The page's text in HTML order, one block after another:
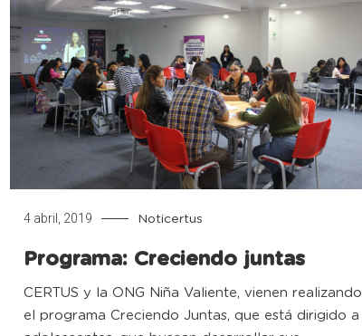
4 abril, 2019 Noticertus
Programa: Creciendo juntas
CERTUS y la ONG Niña Valiente, vienen realizando
el programa Creciendo Juntas, que está dirigido a